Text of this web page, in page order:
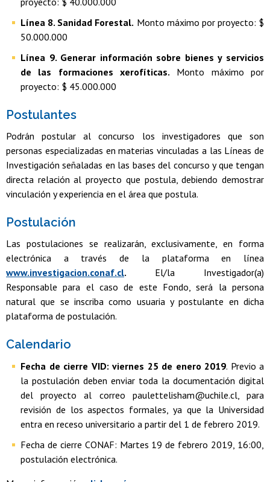
Línea 8. Sanidad Forestal. Monto máximo por proyecto: $
50.000.000
Línea 9. Generar información sobre bienes y servicios
de las formaciones xerofíticas. Monto máximo por
proyecto: $ 45.000.000
Postulantes
Podrán postular al concurso los investigadores que son
personas especializadas en materias vinculadas a las Líneas de
Investigación señaladas en las bases del concurso y que tengan
directa relación al proyecto que postula, debiendo demostrar
vinculación y experiencia en el área que postula.
Postulación
Las postulaciones se realizarán, exclusivamente, en forma
electrónica a través de la plataforma en línea
www.investigacion.conaf.cl. El/la Investigador(a)
Responsable para el caso de este Fondo, será la persona
natural que se inscriba como usuaria y postulante en dicha
plataforma de postulación.
Calendario
Fecha de cierre VID: viernes 25 de enero 2019. Previo a
la postulación deben enviar toda la documentación digital
del proyecto al correo paulettelisham@uchile.cl, para
revisión de los aspectos formales, ya que la Universidad
entra en receso universitario a partir del 1 de febrero 2019.
Fecha de cierre CONAF: Martes 19 de febrero 2019, 16:00,
postulación electrónica.